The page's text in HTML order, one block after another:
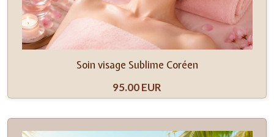
Soin visage Sublime Coréen
95.00 EUR